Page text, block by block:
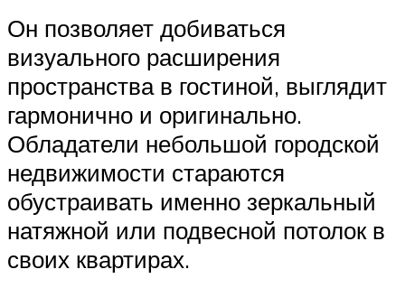
Он позволяет добиваться
визуального расширения
пространства в гостиной, выглядит
гармонично и оригинально.
Обладатели небольшой городской
недвижимости стараются
обустраивать именно зеркальный
натяжной или подвесной потолок в
своих квартирах.